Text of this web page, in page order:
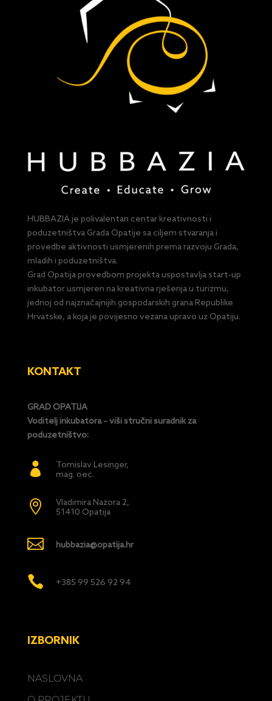
HUBBAZIA je polivalentan centar kreativnosti i
poduzetništva Grada Opatije sa ciljem stvaranja i
provedbe aktivnosti usmjerenih prema razvoju Grada,
mladih i poduzetništva.
Grad Opatija provedbom projekta uspostavlja start-up
inkubator usmjeren na kreativna rješenja u turizmu,
jednoj od najznačajnijih gospodarskih grana Republike
Hrvatske, a koja je povijesno vezana upravo uz Opatiju.
KONTAKT
GRAD OPATIJA
Voditelj inkubatora – viši stručni suradnik za
poduzetništvo:

Tomislav Lesinger,
mag. oec.

Vladimira Nazora 2,
51410 Opatija
 hubbazia@opatija.hr
 +385 99 526 92 94
IZBORNIK
NASLOVNA